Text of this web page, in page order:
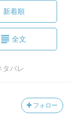
新着順
全文
タバレ
フォロー